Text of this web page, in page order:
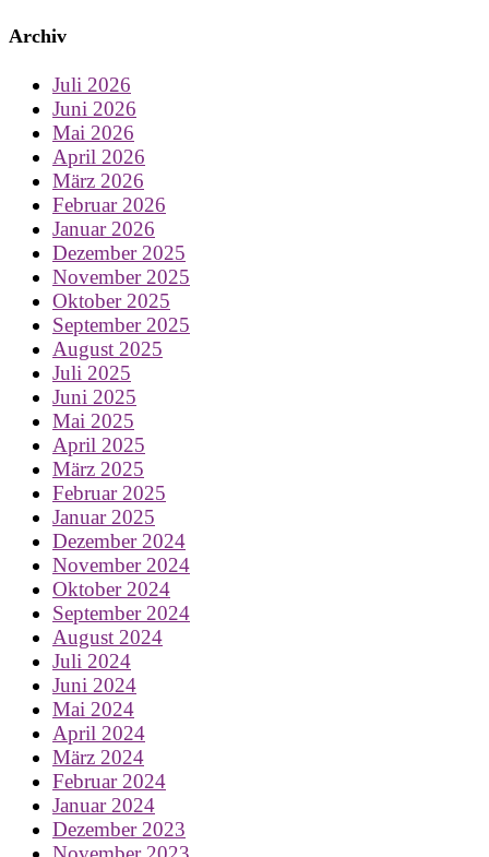
Archiv
Juli 2026
Juni 2026
Mai 2026
April 2026
März 2026
Februar 2026
Januar 2026
Dezember 2025
November 2025
Oktober 2025
September 2025
August 2025
Juli 2025
Juni 2025
Mai 2025
April 2025
März 2025
Februar 2025
Januar 2025
Dezember 2024
November 2024
Oktober 2024
September 2024
August 2024
Juli 2024
Juni 2024
Mai 2024
April 2024
März 2024
Februar 2024
Januar 2024
Dezember 2023